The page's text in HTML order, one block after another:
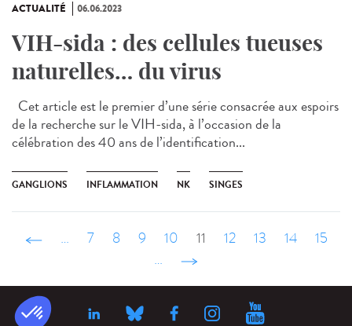
ACTUALITÉ 06.06.2023
VIH-sida : des cellules tueuses
naturelles… du virus
Cet article est le premier d’une série consacrée aux espoirs
de la recherche sur le VIH-sida, à l’occasion de la
célébration des 40 ans de l’identification...
GANGLIONS INFLAMMATION NK SINGES
‹ précédent
… 7 8 9 10 11 12 13 14
15
…
suivant ›